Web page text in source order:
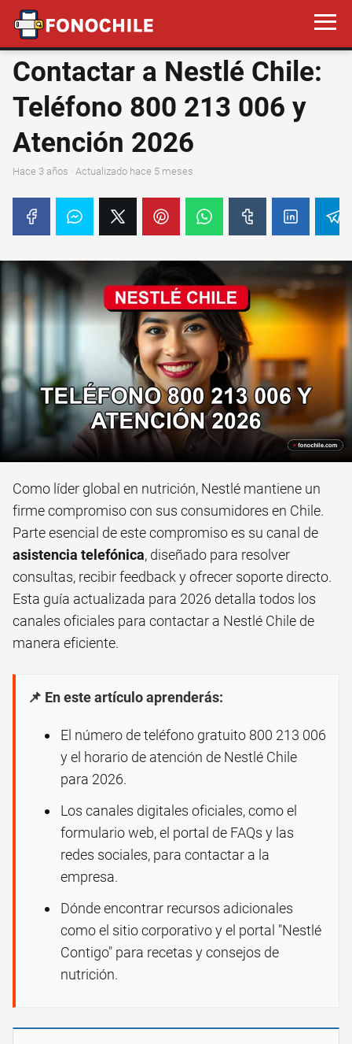
Contactar a Nestlé Chile:
Teléfono 800 213 006 y
Atención 2026
hace 3 años · Actualizado hace 5 meses
Como líder global en nutrición, Nestlé mantiene un
firme compromiso con sus consumidores en Chile.
Parte esencial de este compromiso es su canal de
asistencia telefónica, diseñado para resolver
consultas, recibir feedback y ofrecer soporte directo.
Esta guía actualizada para 2026 detalla todos los
canales oficiales para contactar a Nestlé Chile de
manera eficiente.
📌 En este artículo aprenderás:
El número de teléfono gratuito 800 213 006
y el horario de atención de Nestlé Chile
para 2026.
Los canales digitales oficiales, como el
formulario web, el portal de FAQs y las
redes sociales, para contactar a la
empresa.
Dónde encontrar recursos adicionales
como el sitio corporativo y el portal "Nestlé
Contigo" para recetas y consejos de
nutrición.